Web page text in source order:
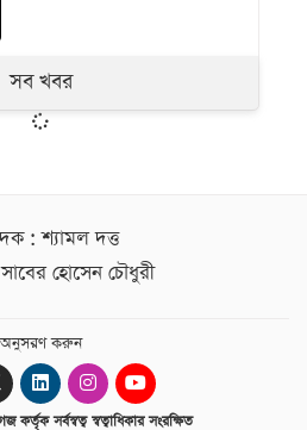
সব খবর
: শ্যামল দত্ত
হোসেন চৌধুরী
অনুসরণ করুন
সর্বস্বত্ব স্বত্বাধিকার সংরক্ষিত